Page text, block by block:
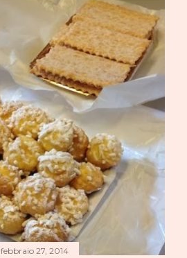
febbraio 27, 2014